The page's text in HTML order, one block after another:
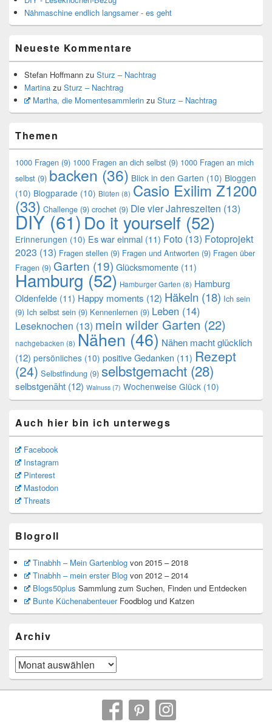
Nähmaschine endlich langsamer - es geht
Neueste Kommentare
Stefan Hoffmann zu Sturz – Nachtrag
Martina zu Sturz – Nachtrag
Martha, die Momentesammlerinzu Sturz – Nachtrag
Themen
1000 Fragen (9) 1000 Fragen an dich selbst (9) 1000 Fragen an mich
selbst (9) backen (36) Blick in den Garten (10) Bloggen
(10) Blogparade (10) Blüten (8) Casio Exilim Z1200
(33) Challenge (9) crochet (9) Die vier Jahreszeiten (13)
DIY (61)Do it yourself (52)
Erinnerungen (10) Es war einmal (11) Foto (13) Fotoprojekt
2023 (13) Fragen stellen (9) Fragen und Antworten (9) Fragen über
Fragen (9) Garten (19) Glücksmomente (11)
Hamburg (52) Hamburger Garten (8) Hamburg
Oldenfelde (11) Happy moments (12) Häkeln (18) Ich sein
(9) Ich selbst sein (9) Kennenlernen (9) Leben (14)
Leseknochen (13) mein wilder Garten (22)
nachgebacken (8) Nähen (46) Nähen macht glücklich
(12) persönliches (10) positive Gedanken (11) Rezept
(24) Selbstfindung (9) selbstgemacht (28)
selbstgenäht (12) Walnuss (7) Wochenweise Glück (10)
Auch hier bin ich unterwegs
Facebook
Instagram
Pinterest
Mastodon
Threats
Blogroll
Tinabhh – Mein Gartenblogvon 2015 – 2018
Tinabhh – mein erster Blogvon 2012 – 2014
Blogs50plus Sammlung zum Suchen, Finden und Entdecken
Bunte KüchenabenteuerFoodblog und Katzen
Archiv
Archiv